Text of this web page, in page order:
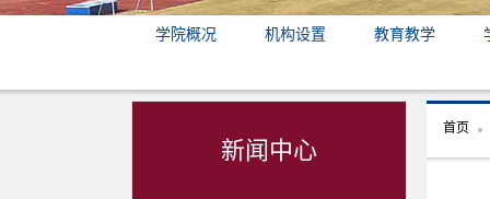
学院概况 机构设置 教育教学
新闻中心
首页